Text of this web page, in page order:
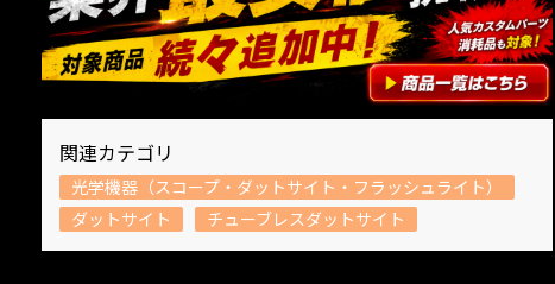
関連カテゴリ
光学機器（スコープ・ダットサイト・フラッシュライト）
ダットサイト
チューブレスダットサイト